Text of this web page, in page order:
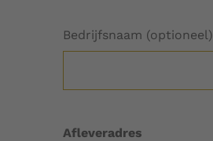
Bedrijfsnaam (optioneel)
Afleveradres